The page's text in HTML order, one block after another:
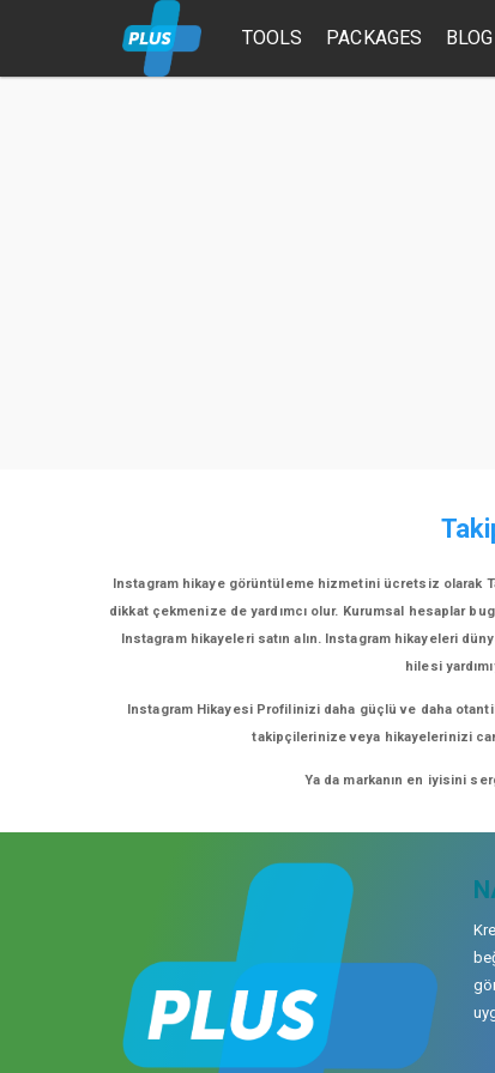
TOOLS PACKAGES BLOG
Instagram hikaye görüntüleme hizmetini ücretsiz olarak
dikkat çekmenize de yardımcı olur. Kurumsal hesaplar
Instagram hikayeleri satın alın. Instagram hikayeleri
hilesi
Instagram Hikayesi Profilinizi daha güçlü ve daha
takipçilerinize veya hikayelerinizi
Ya da markanın en iyisini